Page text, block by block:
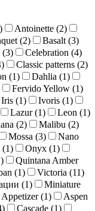
) Antoinette (2)
(2) Basalt (3)
(3) Celebration (4)
) Classic patterns (2)
(1) Dahlia (1)
Fervido Yellow (1)
Iris (1) Ivoris (1)
Lazur (1) Leon (1)
(2) Malibu (2)
Mossa (3)
Nano
(1) Onyx (1)
)
Quintana Amber
(1) Victoria (11)
(1)
Miniature
Appetizer (1)
Aspen
) Cascade (1)